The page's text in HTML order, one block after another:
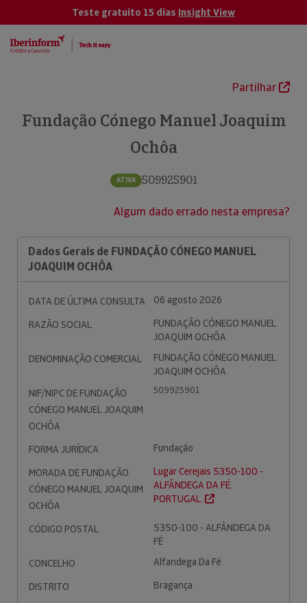
Teste gratuito 15 dias Insight View
Partilhar
Fundação Cónego Manuel Joaquim
Ochôa
ATIVA 509925901
Algum dado errado nesta empresa?
Dados Gerais de FUNDAÇÃO CÓNEGO MANUEL
JOAQUIM OCHÔA
DATA DE ÚLTIMA CONSULTA
06 agosto 2026
RAZÃO SOCIAL
FUNDAÇÃO CÓNEGO MANUEL
JOAQUIM OCHÔA
DENOMINAÇÃO COMERCIAL
FUNDAÇÃO CÓNEGO MANUEL
JOAQUIM OCHÔA
NIF/NIPC DE FUNDAÇÃO
CÓNEGO MANUEL JOAQUIM
OCHÔA
509925901
FORMA JURÍDICA
Fundação
MORADA DE FUNDAÇÃO
CÓNEGO MANUEL JOAQUIM
OCHÔA
Lugar Cerejais 5350-100 -
ALFÂNDEGA DA FÉ.
PORTUGAL.
CÓDIGO POSTAL
5350-100 - ALFÂNDEGA DA
FÉ
CONCELHO
Alfandega Da Fé
DISTRITO
Bragança